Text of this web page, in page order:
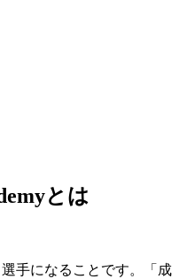
とは
手になることです。「成